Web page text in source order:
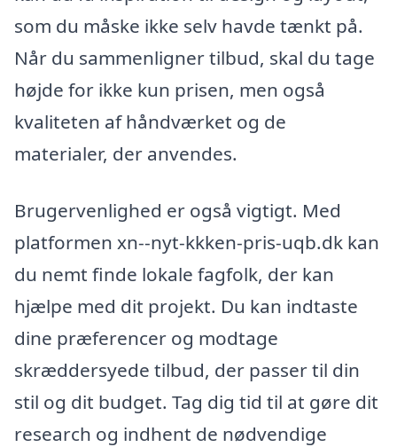
som du måske ikke selv havde tænkt på.
Når du sammenligner tilbud, skal du tage
højde for ikke kun prisen, men også
kvaliteten af håndværket og de
materialer, der anvendes.
Brugervenlighed er også vigtigt. Med
platformen xn--nyt-kkken-pris-uqb.dk kan
du nemt finde lokale fagfolk, der kan
hjælpe med dit projekt. Du kan indtaste
dine præferencer og modtage
skræddersyede tilbud, der passer til din
stil og dit budget. Tag dig tid til at gøre dit
research og indhent de nødvendige